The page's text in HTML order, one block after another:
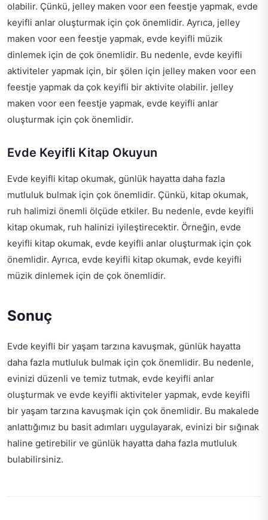
olabilir. Çünkü, jelley maken voor een feestje yapmak, evde
keyifli anlar oluşturmak için çok önemlidir. Ayrıca, jelley
maken voor een feestje yapmak, evde keyifli müzik
dinlemek için de çok önemlidir. Bu nedenle, evde keyifli
aktiviteler yapmak için, bir şölen için jelley maken voor een
feestje yapmak da çok keyifli bir aktivite olabilir. jelley
maken voor een feestje yapmak, evde keyifli anlar
oluşturmak için çok önemlidir.
Evde Keyifli Kitap Okuyun
Evde keyifli kitap okumak, günlük hayatta daha fazla
mutluluk bulmak için çok önemlidir. Çünkü, kitap okumak,
ruh halimizi önemli ölçüde etkiler. Bu nedenle, evde keyifli
kitap okumak, ruh halinizi iyileştirecektir. Örneğin, evde
keyifli kitap okumak, evde keyifli anlar oluşturmak için çok
önemlidir. Ayrıca, evde keyifli kitap okumak, evde keyifli
müzik dinlemek için de çok önemlidir.
Sonuç
Evde keyifli bir yaşam tarzına kavuşmak, günlük hayatta
daha fazla mutluluk bulmak için çok önemlidir. Bu nedenle,
evinizi düzenli ve temiz tutmak, evde keyifli anlar
oluşturmak ve evde keyifli aktiviteler yapmak, evde keyifli
bir yaşam tarzına kavuşmak için çok önemlidir. Bu makalede
anlattığımız bu basit adımları uygulayarak, evinizi bir sığınak
haline getirebilir ve günlük hayatta daha fazla mutluluk
bulabilirsiniz.